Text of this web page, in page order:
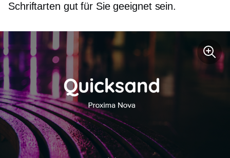
Schriftarten gut für Sie geeignet sein.